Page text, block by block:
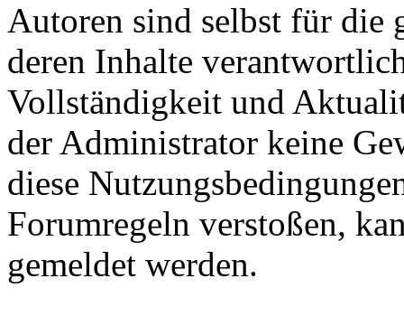
Autoren sind selbst für die
deren Inhalte
Vollständigkeit und
der Administrator keine
diese
Forumregeln verstoßen,
gemeldet werden.